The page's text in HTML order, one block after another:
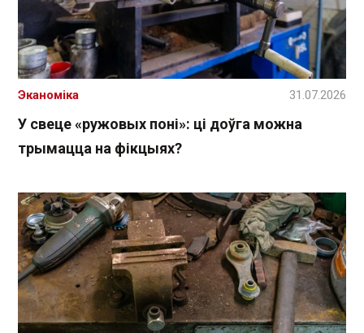
У свеце «ружовых поні»: ці доўга можна
трымацца на фікцыях?
Эканоміка 31.07.2026